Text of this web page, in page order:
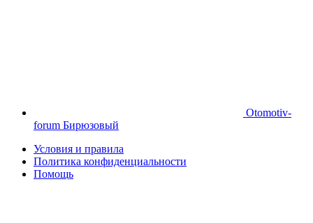
Otomotiv-
forum Бирюзовый
Условия и правила
Политика конфиденциальности
Помощь